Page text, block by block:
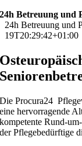
24h Betreuung und
24h Betreuung und
19T20:29:42+01:00
Die Procura24
eine hervorragende
kompetente Rund-
der Pflegebedürftige